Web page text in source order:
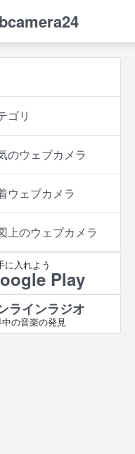
ゴリ
のウェブカメラ
ウェブカメラ
上のウェブカメラ
に入れよう
Play
ラインラジオ
の音楽の発見